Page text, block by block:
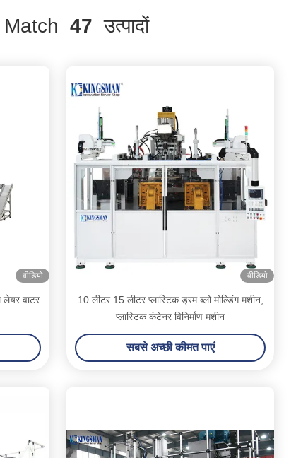
Match 47 उत्पादों
वीडियो
लेयर वाटर
वीडियो
10 लीटर 15 लीटर प्लास्टिक ड्रम ब्लो मोल्डिंग मशीन,
प्लास्टिक कंटेनर विनिर्माण मशीन
सबसे अच्छी कीमत पाएं